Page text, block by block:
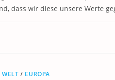
dass wir diese unsere Werte
WELT / EUROPA